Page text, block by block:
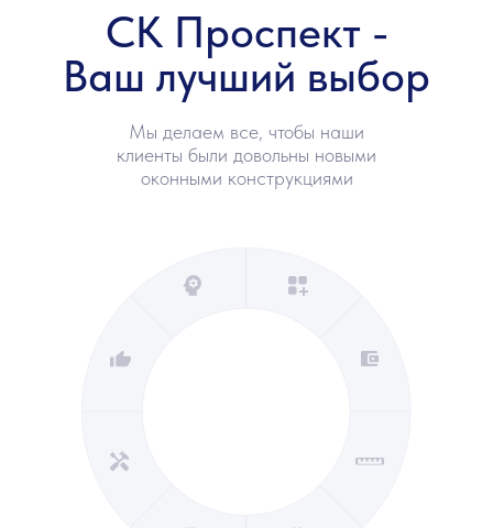
СК Проспект -
Ваш лучший выбор
Мы делаем все, чтобы наши
клиенты были довольны новыми
оконными конструкциями